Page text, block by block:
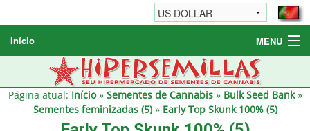
Início MENU
Sementes de Cannabis
Sementes Diversas
Página atual: Início» Sementes de Cannabis» Bulk Seed Bank»
Sementes feminizadas (5)» Early Top Skunk 100% (5)